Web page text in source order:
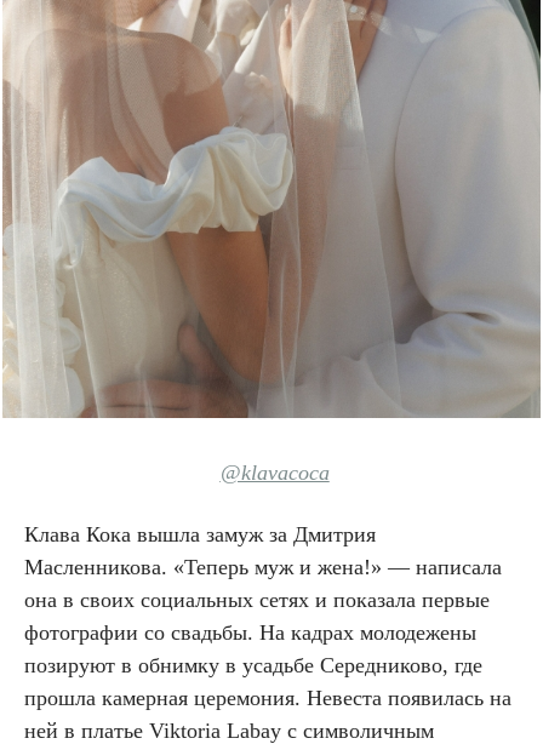
@klavacoca
Клава Кока вышла замуж за Дмитрия
Масленникова. «Теперь муж и жена!» — написала
она в своих социальных сетях и показала первые
фотографии со свадьбы. На кадрах молодежены
позируют в обнимку в усадьбе Середниково, где
прошла камерная церемония. Невеста появилась на
ней в платье Viktoria Labay с символичным